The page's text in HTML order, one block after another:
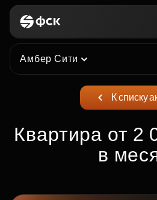
Амбер Сити
К списку
Квартира от 2
в